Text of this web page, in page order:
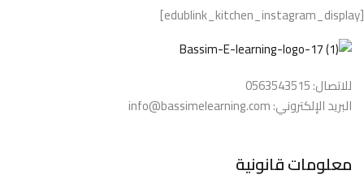
[edublink_kitchen_instagram_display]
للاتصال: 0563543515
البريد الإلكتروني: info@bassimelearning.com
معلومات قانونية